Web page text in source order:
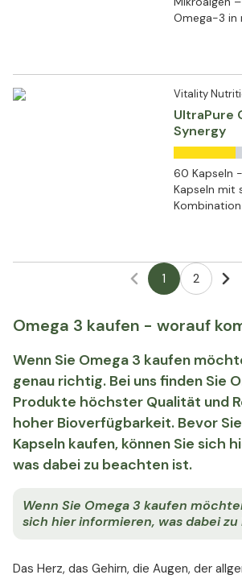
Omega-3 in
Vitality
UltraPure
Synergy
60 Kapseln
Kapseln mit
1 2
Omega 3 kaufen - worauf
Wenn Sie Omega 3 kaufen
genau richtig. Bei uns finden Sie
Produkte höchster Qualität und
hoher Bioverfügbarkeit. Bevor
Kapseln kaufen, können Sie sich
was dabei zu beachten ist.
Wenn Sie Omega 3 kaufen
sich hier informieren, was dabei
Das Herz, das Gehirn, die Augen, der